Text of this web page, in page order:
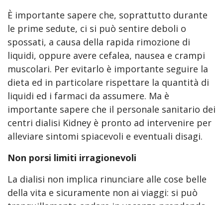
È importante sapere che, soprattutto durante
le prime sedute, ci si può sentire deboli o
spossati, a causa della rapida rimozione di
liquidi, oppure avere cefalea, nausea e crampi
muscolari. Per evitarlo è importante seguire la
dieta ed in particolare rispettare la quantità di
liquidi ed i farmaci da assumere. Ma è
importante sapere che il personale sanitario dei
centri dialisi Kidney è pronto ad intervenire per
alleviare sintomi spiacevoli e eventuali disagi.
Non porsi limiti irragionevoli
La dialisi non implica rinunciare alle cose belle
della vita e sicuramente non ai viaggi: si può